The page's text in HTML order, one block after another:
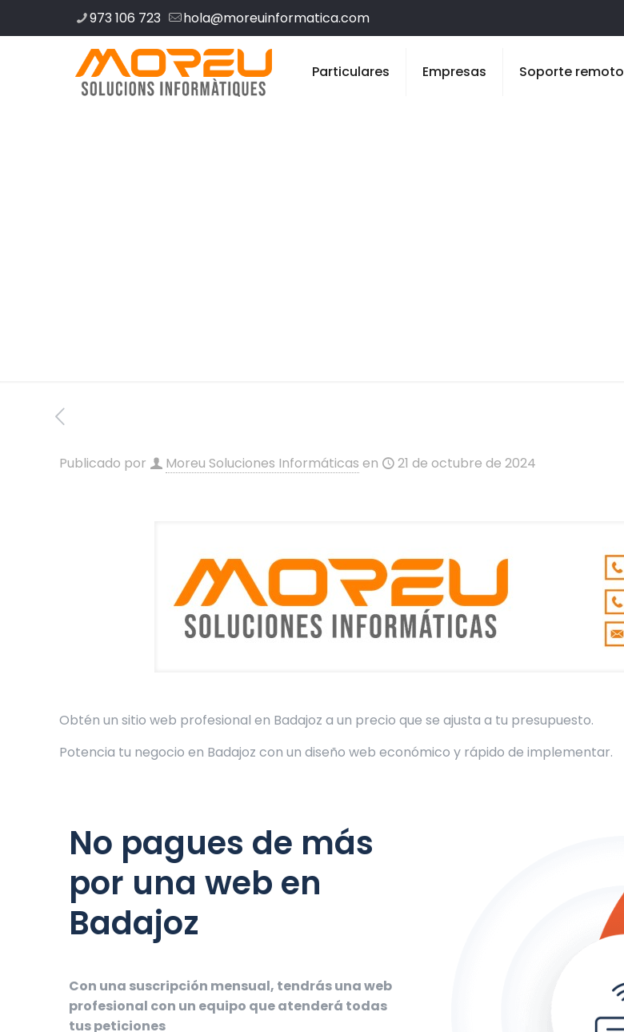
973 106 723 hola@moreuinformatica.com
Particulares Empresas Soporte remoto
Publicado por Moreu Soluciones Informáticas en 21 de octubre de 2024
Obtén un sitio web profesional en Badajoz a un precio que se ajusta a tu presupuesto.
Potencia tu negocio en Badajoz con un diseño web económico y rápido de implementar.
No pagues de más
por una web en
Badajoz
Con una suscripción mensual, tendrás una web
profesional con un equipo que atenderá todas
tus peticiones